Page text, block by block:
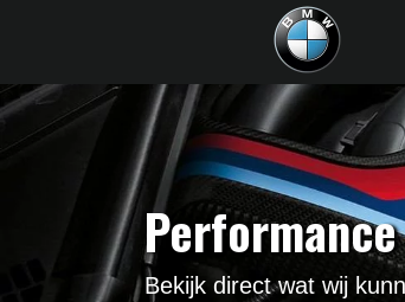
Bekijk direct wat wij